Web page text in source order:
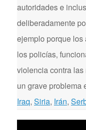
autoridades e
deliberadamente
ejemplo porque los
los policías,
violencia contra
un grave problema
Iraq, Siria, Irán,